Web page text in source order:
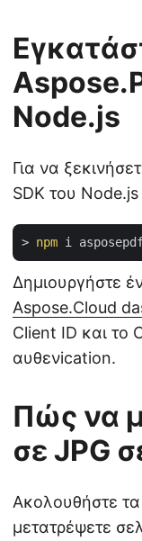
Node.js
Για να
SDK του
> npm
Δημιουργήστε
Aspose.Cloud
Client ID και το
αυθενication.
Πώς να
σε JPG
Ακολουθήστε
μετατρέψετε